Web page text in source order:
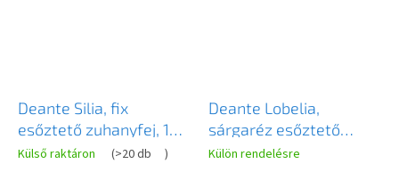
Deante Silia, fix
esőztető zuhanyfej, 1
funkciós, szálcsiszolt
Külső raktáron (>20 db )
Deante Lobelia,
sárgaréz esőztető
zuhanyfej, kerek, fehér,
Külön rendelésre